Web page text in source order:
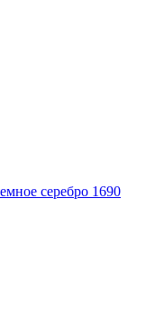
серебро 1690